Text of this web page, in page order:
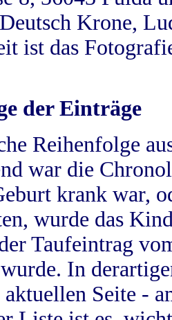
Krone,
ist das
der Einträge
Reihenfolge
war die
krank war,
wurde das
Taufeintrag
In
Seite -